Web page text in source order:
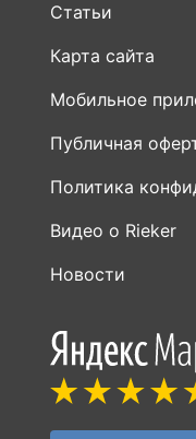
Статьи
Карта сайта
Мобильное
Публичная
Политика
Видео о Rieker
Новости